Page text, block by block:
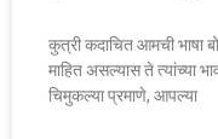
कुत्री कदाचित आमची भाषा
माहित असल्यास ते त्यांच्या
चिमुकल्या प्रमाणे, आपल्या